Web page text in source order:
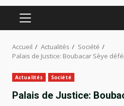
MENU
PRINCIPAL
Accueil Actualités
Société
Palais de Justice: Boubacar Sèye
Actualités Société
Palais de Justice: